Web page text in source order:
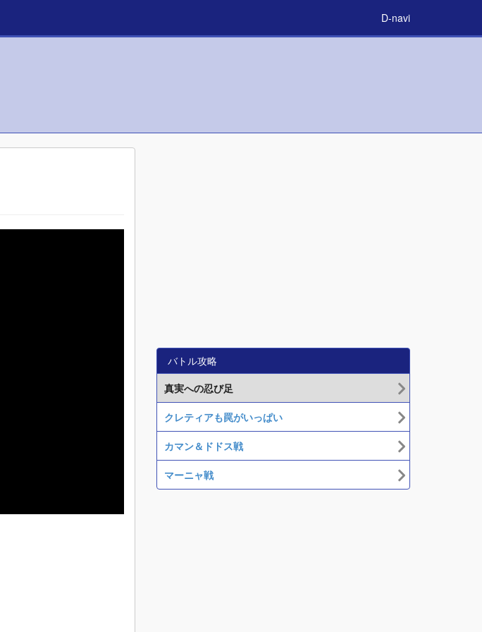
D-navi
バトル攻略
真実への忍び足
クレティアも罠がいっぱい
カマン＆ドドス戦
マーニャ戦